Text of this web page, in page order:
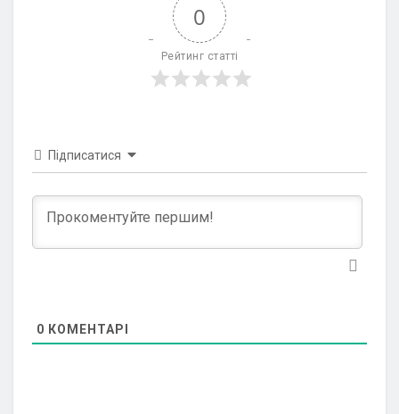
0
Рейтинг статті
Підписатися
0 КОМЕНТАРІ